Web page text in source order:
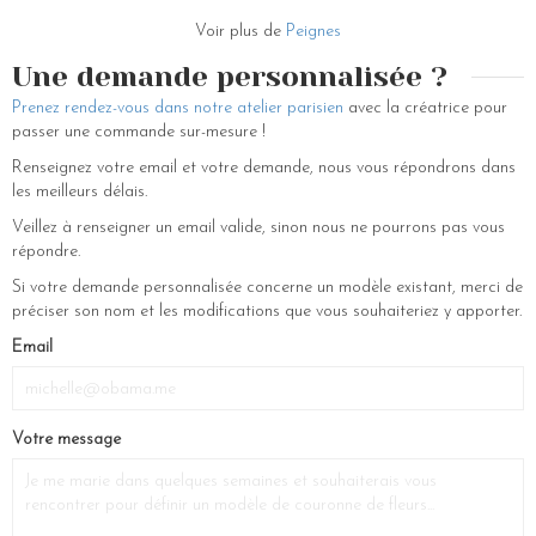
Voir plus de Peignes
Une demande personnalisée ?
Prenez rendez-vous dans notre atelier parisien avec la créatrice pour
passer une commande sur-mesure !
Renseignez votre email et votre demande, nous vous répondrons dans
les meilleurs délais.
Veillez à renseigner un email valide, sinon nous ne pourrons pas vous
répondre.
Si votre demande personnalisée concerne un modèle existant, merci de
préciser son nom et les modifications que vous souhaiteriez y apporter.
If
are
human,
Email
Votre message